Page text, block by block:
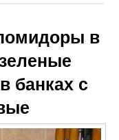
в
банках с